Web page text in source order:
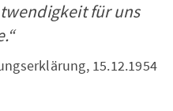
für uns
15.12.1954